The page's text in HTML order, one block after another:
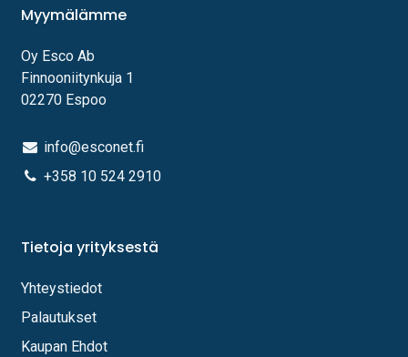
Myymälämme
Oy Esco Ab
Finnooniitynkuja 1
02270 Espoo
info@esconet.fi
+358 10 524 2910
Tietoja yrityksestä
Yhteystiedot
Palautukset
Kaupan Ehdot